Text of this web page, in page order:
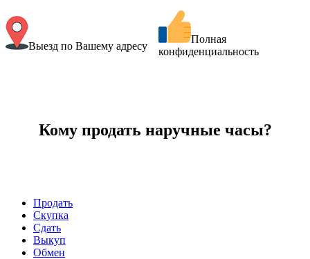
Выезд по Вашему адресу
Полная
конфиденциальность
Кому продать наручные часы?
Продать
Скупка
Сдать
Выкуп
Обмен